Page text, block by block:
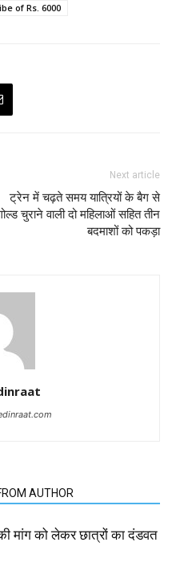
of Rs. 6000
Next article
ट्रेन में चढ़ते समय यात्रियों के बैग से
चुराने वाली दो महिलाओं सहित तीन
बदमाशों को पकड़ा
AUTHOR
मांग को लेकर छात्रों का दंडवत